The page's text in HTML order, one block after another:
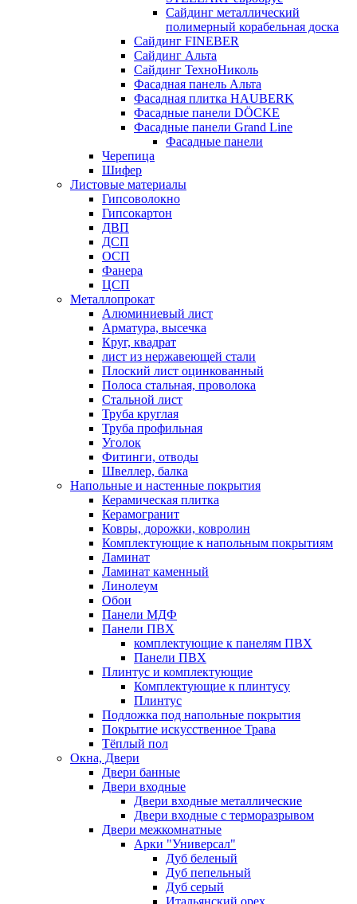
Сайдинг металлический
полимерный корабельная доска
Сайдинг FINEBER
Сайдинг Альта
Сайдинг ТехноНиколь
Фасадная панель Альта
Фасадная плитка HAUBERK
Фасадные панели DÖCKE
Фасадные панели Grand Line
Фасадные панели
Черепица
Шифер
Листовые материалы
Гипсоволокно
Гипсокартон
ДВП
ДСП
ОСП
Фанера
ЦСП
Металлопрокат
Алюминиевый лист
Арматура, высечка
Круг, квадрат
лист из нержавеющей стали
Плоский лист оцинкованный
Полоса стальная, проволока
Стальной лист
Труба круглая
Труба профильная
Уголок
Фитинги, отводы
Швеллер, балка
Напольные и настенные покрытия
Керамическая плитка
Керамогранит
Ковры, дорожки, ковролин
Комплектующие к напольным покрытиям
Ламинат
Ламинат каменный
Линолеум
Обои
Панели МДФ
Панели ПВХ
комплектующие к панелям ПВХ
Панели ПВХ
Плинтус и комплектующие
Комплектующие к плинтусу
Плинтус
Подложка под напольные покрытия
Покрытие искусственное Трава
Тёплый пол
Окна, Двери
Двери банные
Двери входные
Двери входные металлические
Двери входные с терморазрывом
Двери межкомнатные
Арки "Универсал"
Дуб беленый
Дуб пепельный
Дуб серый